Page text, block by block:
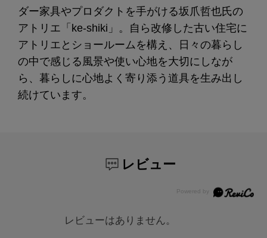
ダー家具やプロダクトを手がける坂爪哲也氏の
アトリエ「ke-shiki」。自ら改修した古い住宅に
アトリエとショールームを構え、日々の暮らし
の中で感じる風景や使い心地を大切にしなが
ら、暮らしに心地よく寄り添う道具を生み出し
続けています。
レビュー
レビューはありません。